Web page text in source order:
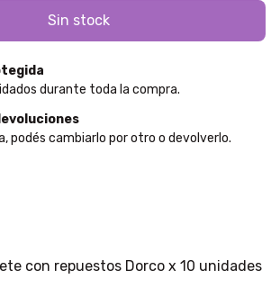
durante toda la compra.
podés cambiarlo por otro o devolverlo.
con repuestos Dorco x 10 unidades